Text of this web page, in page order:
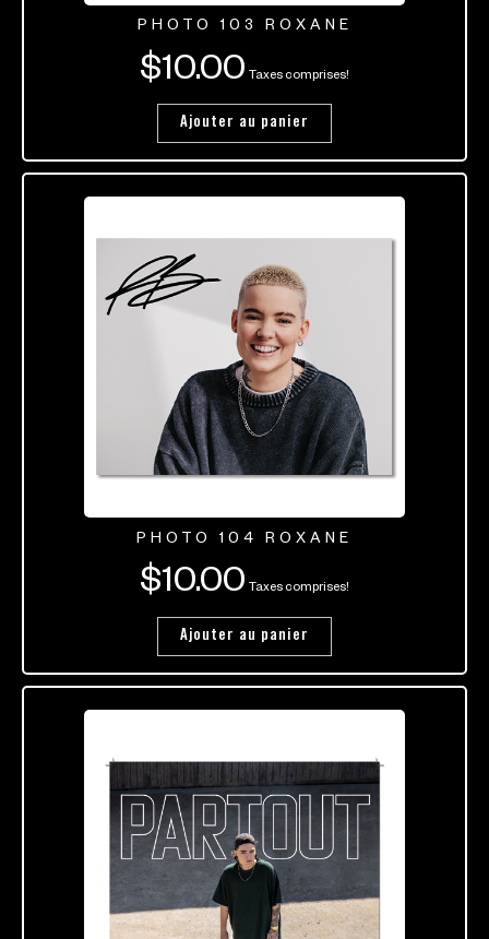
PHOTO 103 ROXANE
$10.00 Taxes comprises!
Ajouter au panier
PHOTO 104 ROXANE
$10.00 Taxes comprises!
Ajouter au panier